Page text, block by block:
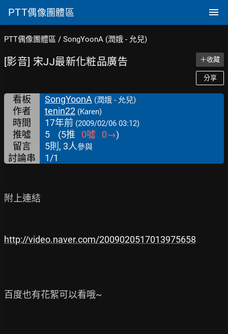
PTT偶像團體區
PTT偶像團體區 / SongYoonA (潤娥 - 允兒)
[影音] 宋JJ最新化粧品廣告 ＋收藏
分享
看板 SongYoonA (潤娥 - 允兒)
作者 tenin22 (Karen)
時間 17年前 (2009/02/06 03:12)
推噓 5 (5推 0噓 0→)
留言
5則, 3人參與
討論串 1/1
附上連結
http://video.naver.com/2009020517013975658
百度也有花絮可以看哦~